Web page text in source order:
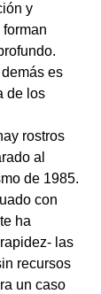
y
es
de los
rostros
al
de 1985.
con
ha
las
recursos
un caso